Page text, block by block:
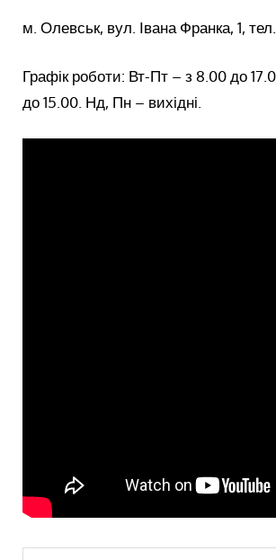
м. Олевськ, вул. Івана Франка, 1,
Графік роботи: Вт-Пт – з 8.00 до
до 15.00. Нд, Пн – вихідні.